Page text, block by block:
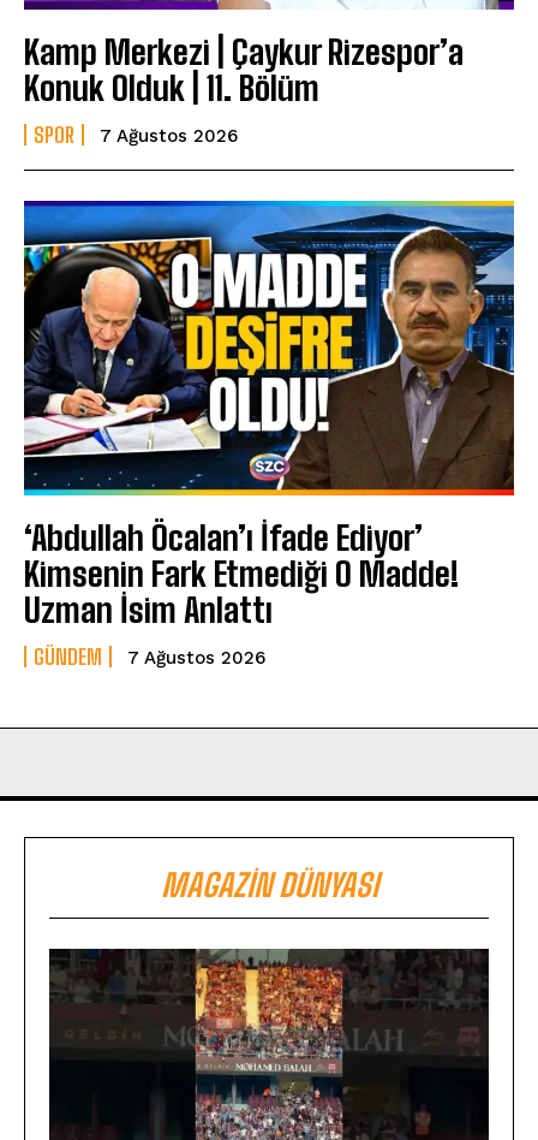
Kamp Merkezi | Çaykur Rizespor’a
Konuk Olduk | 11. Bölüm
SPOR 7 Ağustos 2026
‘Abdullah Öcalan’ı İfade Ediyor’
Kimsenin Fark Etmediği O Madde!
Uzman İsim Anlattı
GÜNDEM 7 Ağustos 2026
MAGAZIN DÜNYASI